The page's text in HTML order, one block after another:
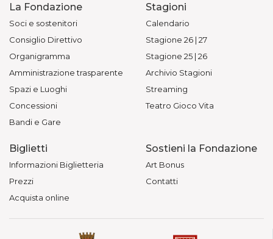
La Fondazione
Soci e sostenitori
Consiglio Direttivo
Organigramma
Amministrazione trasparente
Spazi e Luoghi
Concessioni
Bandi e Gare
Stagioni
Calendario
Stagione 26 | 27
Stagione 25 | 26
Archivio Stagioni
Streaming
Teatro Gioco Vita
Biglietti
Informazioni Biglietteria
Prezzi
Acquista online
Sostieni la Fondazione
Art Bonus
Contatti